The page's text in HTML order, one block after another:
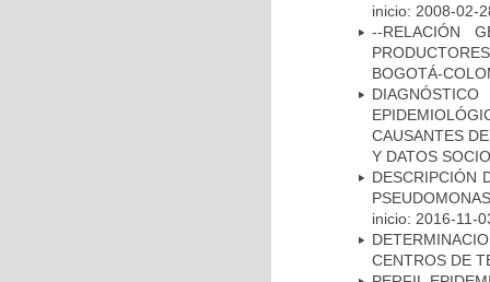
inicio: 2008-02-
--RELACIÓN
BOGOTÁ-
CAUSANTES
Y DATOS
DESCRIPCIÓN
inicio: 2016-11-
CENTROS DE